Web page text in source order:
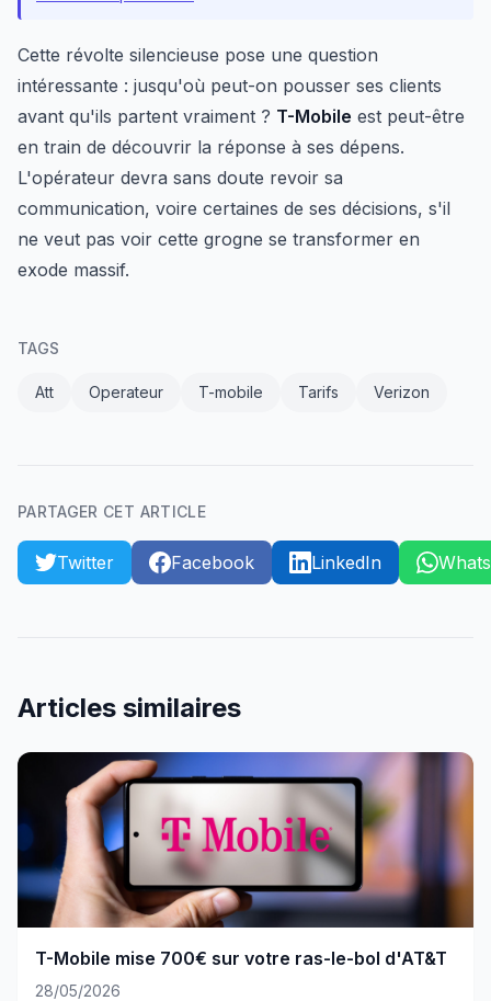
Cette révolte silencieuse pose une question
intéressante : jusqu'où peut-on pousser ses clients
avant qu'ils partent vraiment ? T-Mobile est peut-être
en train de découvrir la réponse à ses dépens.
L'opérateur devra sans doute revoir sa
communication, voire certaines de ses décisions, s'il
ne veut pas voir cette grogne se transformer en
exode massif.
TAGS
Att Operateur T-mobile Tarifs Verizon
PARTAGER CET ARTICLE
Twitter Facebook LinkedIn
Articles similaires
T-Mobile mise 700€ sur votre ras-le-bol d'AT&T
28/05/2026